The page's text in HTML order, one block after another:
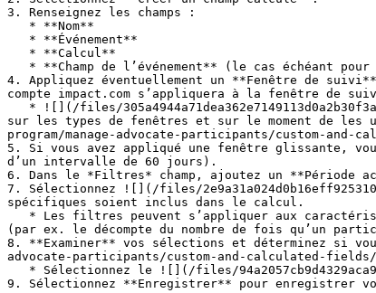
3. Renseignez les champs :
4. Appliquez éventuellement un **Fenêtre de
compte impact.com s’appliquera à la fenêtre de
sur les types de fenêtres et sur le moment de
program/manage-advocate-participants/custom-
5. Si vous avez appliqué une fenêtre glissante,
d’un intervalle de 60 jours).
6. Dans le *Filtres* champ, ajoutez un **Période
7. Sélectionnez ![](/files/
spécifiques soient inclus dans le calcul.
(par ex. le décompte du nombre de fois qu’un
8. **Examiner** vos sélections et déterminez si
advocate-participants/custom-and-calculated-
9. Sélectionnez **Enregistrer** pour enregistrer